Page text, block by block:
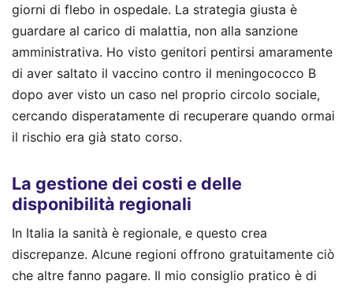
giorni di flebo in ospedale. La strategia giusta è
guardare al carico di malattia, non alla sanzione
amministrativa. Ho visto genitori pentirsi amaramente
di aver saltato il vaccino contro il meningococco B
dopo aver visto un caso nel proprio circolo sociale,
cercando disperatamente di recuperare quando ormai
il rischio era già stato corso.
La gestione dei costi e delle
disponibilità regionali
In Italia la sanità è regionale, e questo crea
discrepanze. Alcune regioni offrono gratuitamente ciò
che altre fanno pagare. Il mio consiglio pratico è di